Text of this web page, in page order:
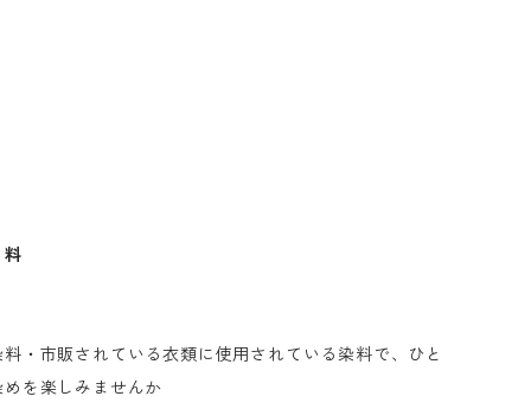
・市販されている衣類に使用されている染料で、ひと
を楽しみませんか